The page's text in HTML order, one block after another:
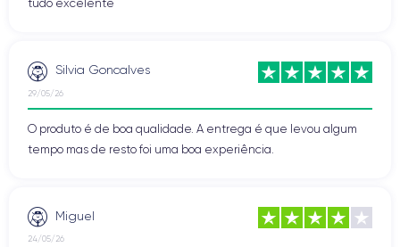
tudo excelente
Silvia Goncalves
29/05/26
O produto é de boa qualidade. A entrega é que levou algum
tempo mas de resto foi uma boa experiência.
Miguel
24/05/26